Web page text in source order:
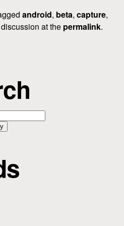
android, beta, capture,
at the permalink.